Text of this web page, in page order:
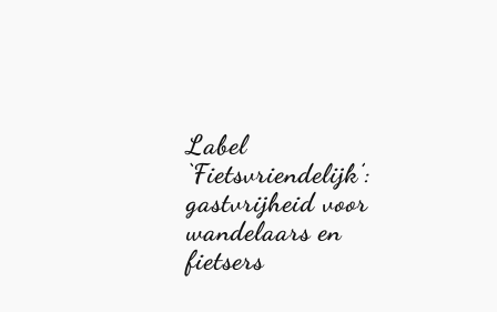
Label
‘Fietsvriendelijk’:
gastvrijheid voor
wandelaars en
fietsers